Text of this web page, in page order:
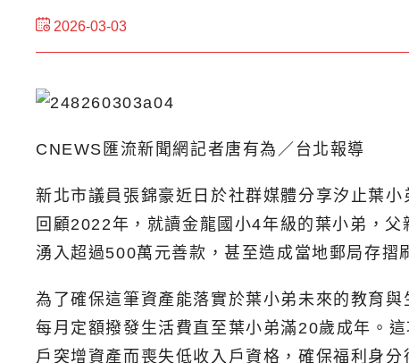
2026-03-03
CNEWS匯流新聞網記者唐有為／台北報導
新北市議員張錦豪近日於社群媒體分享汐止葉
回顧2022年，就讀金龍國小4年級的葉小弟，
湧入超過500萬元善款，甚至造成當地郵局存摺
為了確保這筆資產能落實於葉小弟未來的教育
每月定額撥發生活費直至葉小弟滿20歲成年。
戶突增資產而喪失低收入戶資格，確保福利身